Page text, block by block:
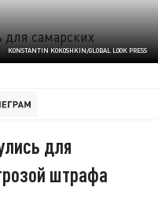
KONSTANTIN KOKOSHKIN/GLOBAL LOOK PRESS
для
штрафа